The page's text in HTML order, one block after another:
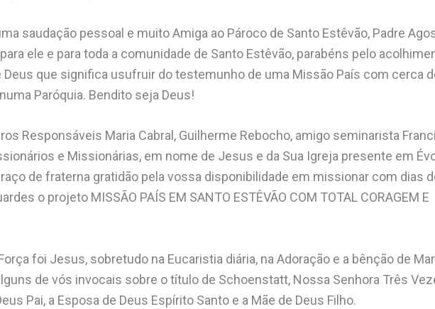
saudação pessoal e muito Amiga ao Pároco de Santo Estêvão, Padre
ele e para toda a comunidade de Santo Estêvão, parabéns pelo
Deus que significa usufruir do testemunho de uma Missão País com cerca
Paróquia. Bendito seja Deus!
Responsáveis Maria Cabral, Guilherme Rebocho, amigo seminarista
e Missionárias, em nome de Jesus e da Sua Igreja presente em
de fraterna gratidão pela vossa disponibilidade em missionar com dias
o projeto MISSÃO PAÍS EM SANTO ESTÊVÃO COM TOTAL CORAGEM E
foi Jesus, sobretudo na Eucaristia diária, na Adoração e a bênção de
de vós invocais sobre o título de Schoenstatt, Nossa Senhora Três
Pai, a Esposa de Deus Espírito Santo e a Mãe de Deus Filho.